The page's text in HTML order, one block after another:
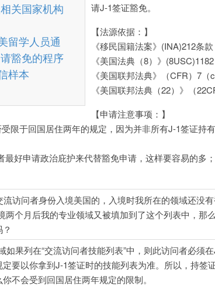
关国家机构
留学人员通
豁免的程序
样本
请J-1签证豁免。
【法源依据：】
《移民国籍法案》(INA)212条款
《美国法典（8）》
《美国联邦法典》（CFR）7（
《美国联邦法典（22）》（
【申请注意事项：】
限于回国居住两年的规定，因为并非所有J-1签证持
好申请政治庇护来代替豁免申请，这样要容易的多；
访问者身份入境美国的，入境时我所在的领域还没
两个月后我的专业领域又被填加到了这个列表中，那
如果列在“交流访问者技能列表”中，则此访问者必须
要以你拿到J-1签证时的技能列表为准。所以，持签
不会受到回国居住两年规定的限制。